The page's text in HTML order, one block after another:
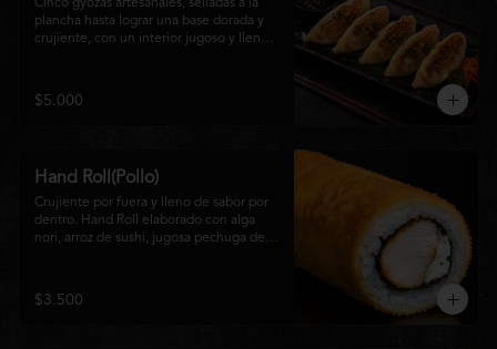
Cinco gyozas artesanales, selladas a la
plancha hasta lograr una base dorada y
crujiente, con un interior jugoso y lleno
perfecto entre tradición japonesa y la
esencia de la cocina nikkei, ideales para
$5.000
Hand Roll(Pollo)
Crujiente por fuera y lleno de sabor por
dentro. Hand Roll elaborado con alga
nori, arroz de sushi, jugosa pechuga de
combinación perfecta de textura y
cremosidad que convierte este clásico en
$3.500